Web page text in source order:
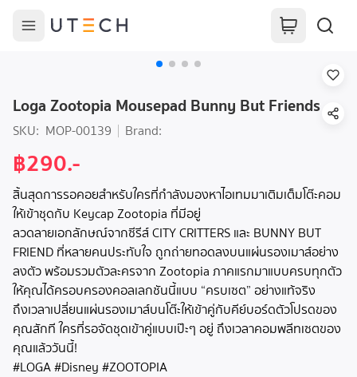
Loga Zootopia Mousepad Bunny But Friends
SKU: MOP-00139 Brand:
฿290.-
สิ้นสุดการรอคอยสำหรับใครที่กำลังมองหาไอเทมมาเติมเต็มโต๊ะคอม
ให้เข้าชุดกับ Keycap Zootopia ที่มีอยู่
ลวดลายเอกลักษณ์จากซีรีส์ CITY CRITTERS และ BUNNY BUT
FRIEND ที่หลายคนประทับใจ ถูกถ่ายทอดลงบนแผ่นรองเมาส์อย่าง
ลงตัว พร้อมรวมตัวละครจาก Zootopia ภาคแรกมาแบบครบทุกตัว
ให้คุณได้ครอบครองคอลเลกชันนี้แบบ “ครบเซต” อย่างแท้จริง
ถึงเวลาเปลี่ยนแผ่นรองเมาส์บนโต๊ะให้เข้าคู่กับคีย์บอร์ดตัวโปรดของ
คุณสักที ใครที่รอจัดชุดเข้าคู่แบบเป๊ะๆ อยู่ ถึงเวลาคอมพลีทเซตของ
คุณแล้ววันนี้!
#LOGA #Disney #ZOOTOPIA